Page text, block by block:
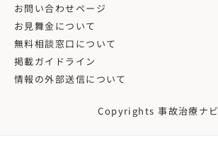
お問い合わせページ
お見舞金について
無料相談窓口について
掲載ガイドライン
情報の外部送信について
Copyrights 事故治療ナビ